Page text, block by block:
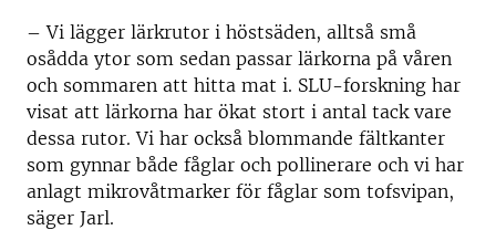
– Vi lägger lärkrutor i höstsäden, alltså små
osådda ytor som sedan passar lärkorna på våren
och sommaren att hitta mat i. SLU-forskning har
visat att lärkorna har ökat stort i antal tack vare
dessa rutor. Vi har också blommande fältkanter
som gynnar både fåglar och pollinerare och vi har
anlagt mikrovåtmarker för fåglar som tofsvipan,
säger Jarl.